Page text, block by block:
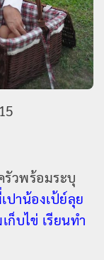
วพร้อมระบุ
ปาน้องเป้ย์ลุย
ก็บไข่ เรียนทำ